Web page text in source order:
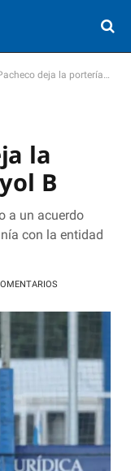
deja la portería del Espanyol B
la
B
a un acuerdo
con la entidad